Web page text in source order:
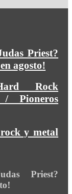
Priest?
agosto!
Rock
Pioneros
y metal
Priest?